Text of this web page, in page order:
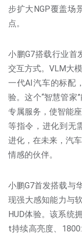
步扩大NGP覆盖场
点。
小鹏G7搭载行业首
交互方式。VLM大
一代AI汽车的标配
验。这个“智慧管家
专属服务，使智能
等指令，进化到无
进化，在未来，汽
情感的伙伴。
小鹏G7首发搭载与
现强大感知能力与
HUD体验。该系统
t持续高亮度、